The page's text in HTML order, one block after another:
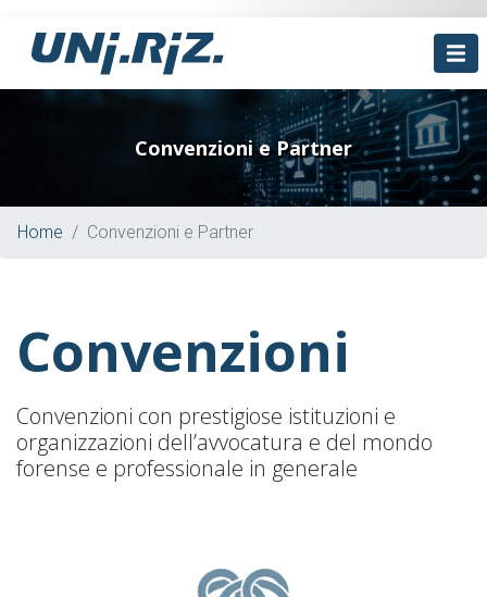
Convenzioni e Partner
Home Convenzioni e Partner
Convenzioni
Convenzioni con prestigiose istituzioni e
organizzazioni dell’avvocatura e del mondo
forense e professionale in generale